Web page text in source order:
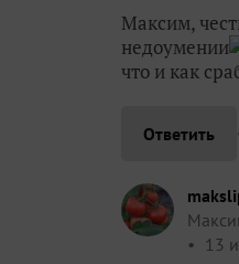
Максим,
недоумении
что и как
Ответить
13